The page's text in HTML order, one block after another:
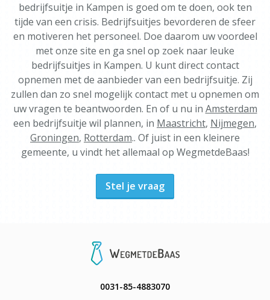
bedrijfsuitje in Kampen is goed om te doen, ook ten
tijde van een crisis. Bedrijfsuitjes bevorderen de sfeer
en motiveren het personeel. Doe daarom uw voordeel
met onze site en ga snel op zoek naar leuke
bedrijfsuitjes in Kampen. U kunt direct contact
opnemen met de aanbieder van een bedrijfsuitje. Zij
zullen dan zo snel mogelijk contact met u opnemen om
uw vragen te beantwoorden. En of u nu in Amsterdam
een bedrijfsuitje wil plannen, in Maastricht, Nijmegen,
Groningen, Rotterdam.. Of juist in een kleinere
gemeente, u vindt het allemaal op WegmetdeBaas!
Stel je vraag
0031-85-4883070